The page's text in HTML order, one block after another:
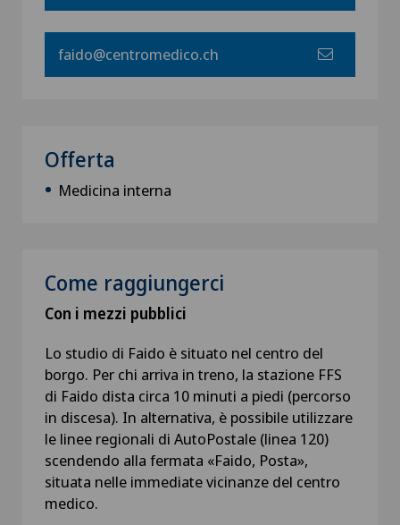
faido@centromedico.ch
Offerta
Medicina interna
Come raggiungerci
Con i mezzi pubblici
Lo studio di Faido è situato nel centro del
borgo. Per chi arriva in treno, la stazione FFS
di Faido dista circa 10 minuti a piedi (percorso
in discesa). In alternativa, è possibile utilizzare
le linee regionali di AutoPostale (linea 120)
scendendo alla fermata «Faido, Posta»,
situata nelle immediate vicinanze del centro
medico.